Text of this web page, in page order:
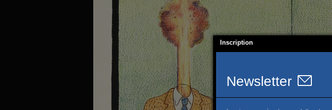
Inscription